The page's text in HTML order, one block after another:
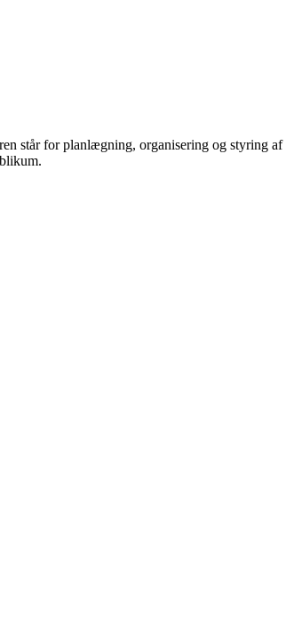
står for planlægning, organisering og styring af